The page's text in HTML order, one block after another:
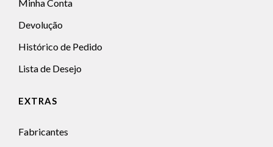
Minha Conta
Devolução
Histórico de Pedido
Lista de Desejo
EXTRAS
Fabricantes